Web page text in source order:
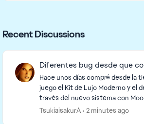
Recent Discussions
Diferentes bug desde que
Hace unos días compré desde la
juego el Kit de Lujo Moderno y el
través del nuevo sistema con
puedo ver los objetos, no me deja
TsukiaisakurA 2 minutes ago